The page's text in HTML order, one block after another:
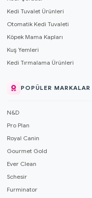
Kedi Tuvalet Ürünleri
Otomatik Kedi Tuvaleti
Köpek Mama Kapları
Kuş Yemleri
Kedi Tırmalama Ürünleri
POPÜLER MARKALAR
N&D
Pro Plan
Royal Canin
Gourmet Gold
Ever Clean
Schesir
Furminator